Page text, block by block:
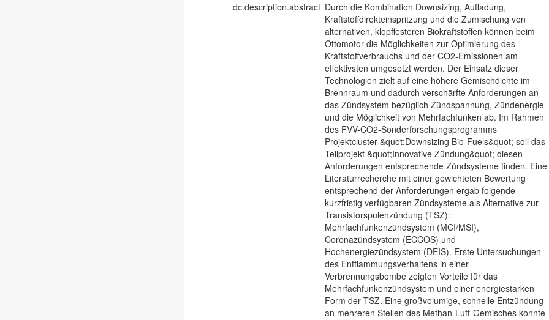
dc.description.abstract Durch die Kombination Downsizing, Aufladung,
Kraftstoffdirekteinspritzung und die Zumischung von
alternativen, klopffesteren Biokraftstoffen können beim
Ottomotor die Möglichkeiten zur Optimierung des
Kraftstoffverbrauchs und der CO2-Emissionen am
effektivsten umgesetzt werden. Der Einsatz dieser
Technologien zielt auf eine höhere Gemischdichte im
Brennraum und dadurch verschärfte Anforderungen an
das Zündsystem bezüglich Zündspannung, Zündenergie
und die Möglichkeit von Mehrfachfunken ab. Im Rahmen
des FVV-CO2-Sonderforschungsprogramms
Projektcluster &quot;Downsizing Bio-Fuels&quot; soll das
Teilprojekt &quot;Innovative Zündung&quot; diesen
Anforderungen entsprechende Zündsysteme finden. Eine
Literaturrecherche mit einer gewichteten Bewertung
entsprechend der Anforderungen ergab folgende
kurzfristig verfügbaren Zündsysteme als Alternative zur
Transistorspulenzündung (TSZ):
Mehrfachfunkenzündsystem (MCI/MSI),
Coronazündsystem (ECCOS) und
Hochenergiezündsystem (DEIS). Erste Untersuchungen
des Entflammungsverhaltens in einer
Verbrennungsbombe zeigten Vorteile für das
Mehrfachfunkenzündsystem und einer energiestarken
Form der TSZ. Eine großvolumige, schnelle Entzündung
an mehreren Stellen des Methan-Luft-Gemisches konnte